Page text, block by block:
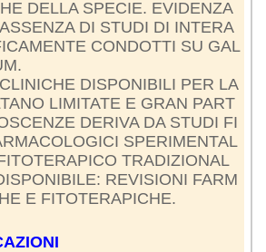
DELLA SPECIE. EVIDENZA
DI STUDI DI INTERA
CONDOTTI SU GAL
DISPONIBILI PER LA
LIMITATE E GRAN PART
DERIVA DA STUDI FI
SPERIMENTAL
TRADIZIONAL
REVISIONI FARM
E FITOTERAPICHE.